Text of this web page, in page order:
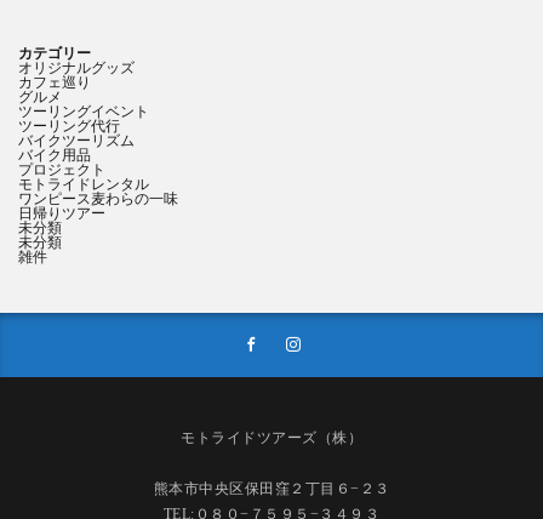
カテゴリー
オリジナルグッズ
カフェ巡り
グルメ
ツーリングイベント
ツーリング代行
バイクツーリズム
バイク用品
プロジェクト
モトライドレンタル
ワンピース麦わらの一味
日帰りツアー
未分類
未分類
雑件
モトライドツアーズ（株）
熊本市中央区保田窪２丁目６−２３
TEL:０８０−７５９５−３４９３